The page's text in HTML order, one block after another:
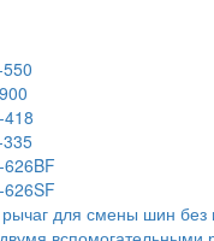
для смены шин